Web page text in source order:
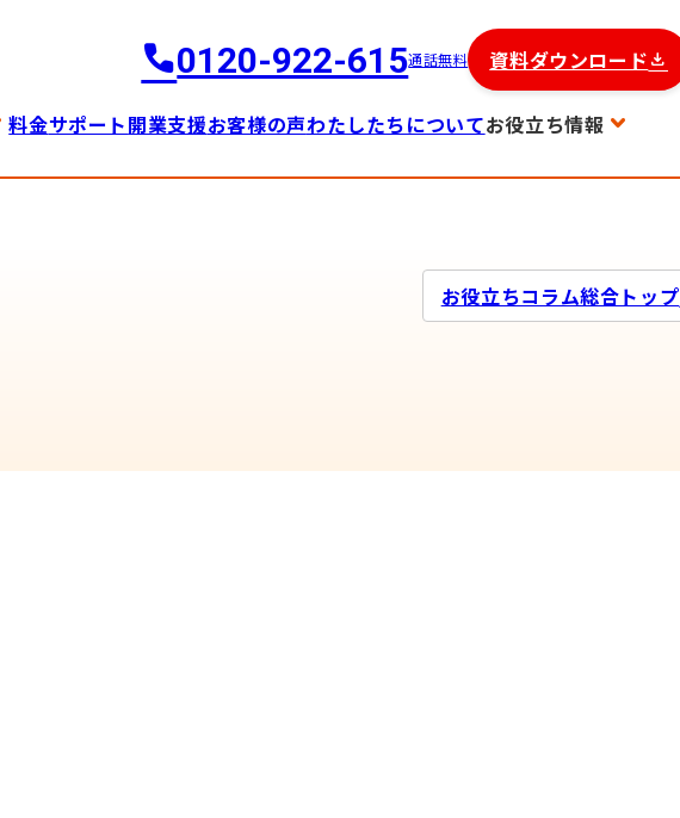
0120-922-615通話無料 資料ダウンロード
料金サポート開業支援お客様の声わたしたちについてお役立ち情報
お役立ちコラム総合トップ